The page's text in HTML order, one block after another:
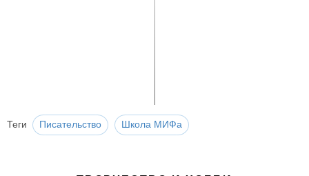
Теги Писательство Школа МИФа